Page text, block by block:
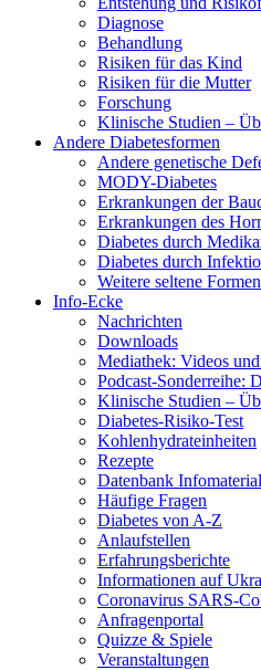
Diagnose
Behandlung
Risiken für das Kind
Risiken für die Mutter
Forschung
Klinische Studien –
Andere Diabetesformen
Andere genetische
MODY-Diabetes
Erkrankungen der
Erkrankungen des
Diabetes durch
Diabetes durch
Weitere seltene Formen
Info-Ecke
Nachrichten
Downloads
Mediathek: Videos und
Podcast-Sonderreihe:
Klinische Studien –
Diabetes-Risiko-Test
Kohlenhydrateinheiten
Rezepte
Datenbank
Häufige Fragen
Diabetes von A-Z
Anlaufstellen
Erfahrungsberichte
Informationen auf
Coronavirus SARS-
Anfragenportal
Quizze & Spiele
Veranstaltungen